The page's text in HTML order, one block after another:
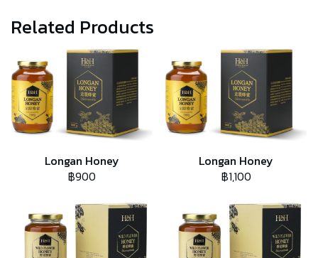
Related Products
Longan Honey
฿900
Longan Honey
฿1,100